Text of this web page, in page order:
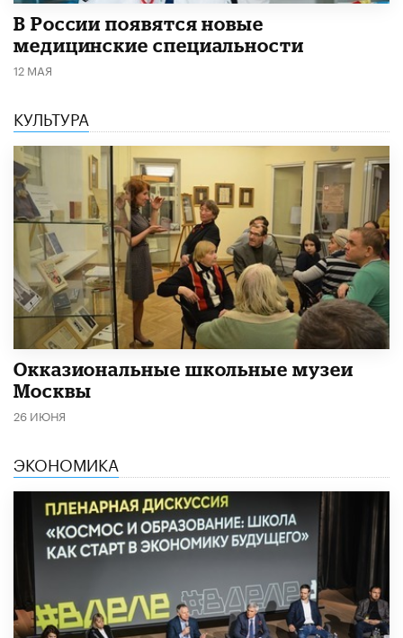
В России появятся новые
медицинские специальности
12 МАЯ
КУЛЬТУРА
​Окказиональные школьные музеи
Москвы
26 ИЮНЯ
ЭКОНОМИКА